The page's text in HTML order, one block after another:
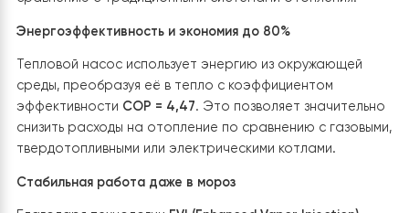
оборудование без необходимости полного слива
теплоносителя из системы.Гидравлический узел
автоматическим воздухоотводчиком и необходимой
защитной арматурой, обеспечивающими постоянный
контроль рабочих параметров, своевременное
воздуха из системы и безопасную эксплуатацию
Электропитание резервного котла выполнено через